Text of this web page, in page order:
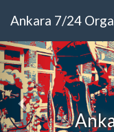
Ankara 7/24